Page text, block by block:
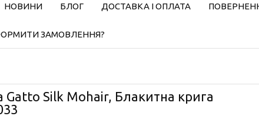
НОВИНИ БЛОГ ДОСТАВКА І ОПЛАТА
ЗАМОВЛЕННЯ?
Gatto Silk Mohair, Блакитна крига